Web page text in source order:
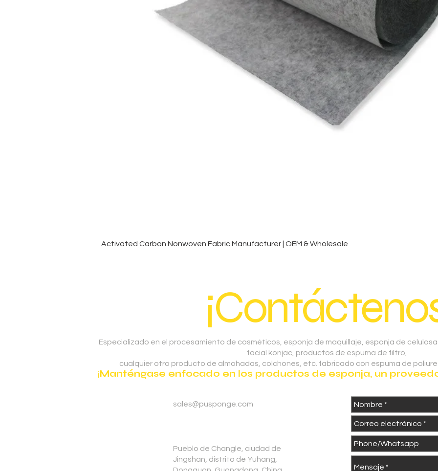
Vista rápida
Activated Carbon Nonwoven Fabric Manufacturer | OEM & Wholesale
Especializado en el procesamiento de cosméticos, esponja de maquillaje, esponja de
facial konjac, productos de espuma de filtro,
cualquier otro producto de almohadas, colchones, etc. fabricado con espuma de
¡Manténgase enfocado en los productos de esponja, un
sales@pusponge.com
Pueblo de Changle, ciudad de
Jingshan, distrito de Yuhang,